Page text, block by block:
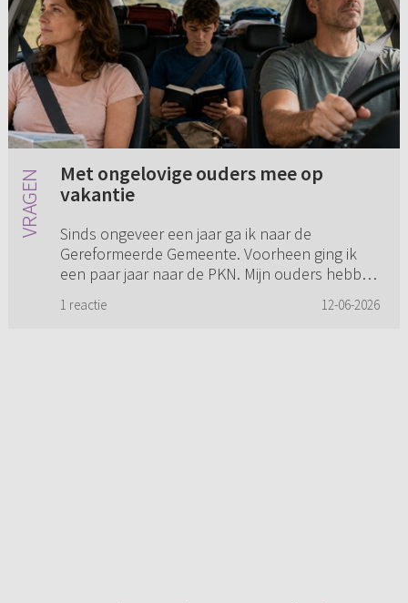
Met ongelovige ouders mee op
vakantie
Sinds ongeveer een jaar ga ik naar de
Gereformeerde Gemeente. Voorheen ging ik
een paar jaar naar de PKN. Mijn ouders hebben
christenen. Daardoor merk ik som...
1 reactie 12-06-2026